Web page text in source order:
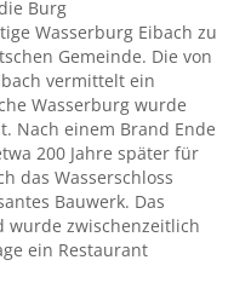
Burg
Wasserburg Eibach zu
Gemeinde. Die von
vermittelt ein
Wasserburg wurde
Nach einem Brand Ende
200 Jahre später für
das Wasserschloss
Bauwerk. Das
wurde zwischenzeitlich
ein Restaurant